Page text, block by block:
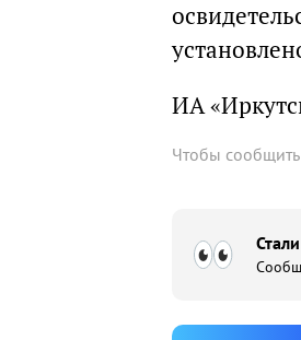
ИА
Чтобы